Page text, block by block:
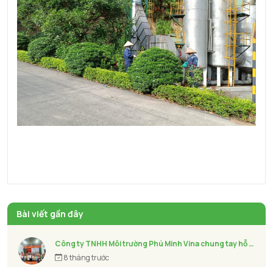
Bài viết gần đây
Công ty TNHH Môi trường Phú Minh Vina chung tay hỗ trợ bà con khắc phục hậu quả Bão số 13 - KALMAEGI
8 tháng trước